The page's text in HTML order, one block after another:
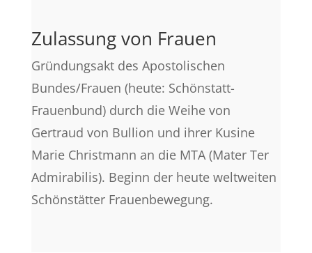
Zulassung von Frauen
Gründungsakt des Apostolischen
Bundes/Frauen (heute: Schönstatt-
Frauenbund) durch die Weihe von
Gertraud von Bullion und ihrer Kusine
Marie Christmann an die MTA (Mater Ter
Admirabilis). Beginn der heute weltweiten
Schönstätter Frauenbewegung.